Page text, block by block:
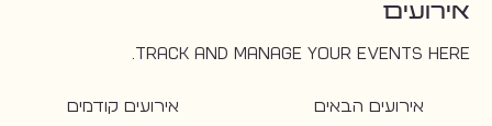
אירועים
Track and manage your events here.
אירועים הבאים אירועים קודמים